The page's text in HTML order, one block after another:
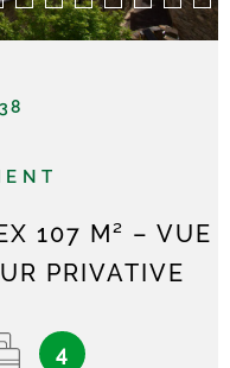
107 M² – VUE
PRIVATIVE
4